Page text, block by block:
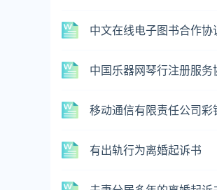
中文在线电子图书合作协
中国乐器网琴行注册服务
移动通信有限责任公司彩
有出轨行为离婚起诉书